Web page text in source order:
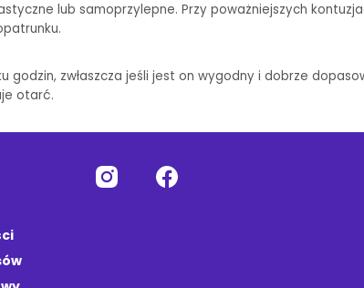
lub samoprzylepne. Przy poważniejszych
zwłaszcza jeśli jest on wygodny i dobrze
otarć.